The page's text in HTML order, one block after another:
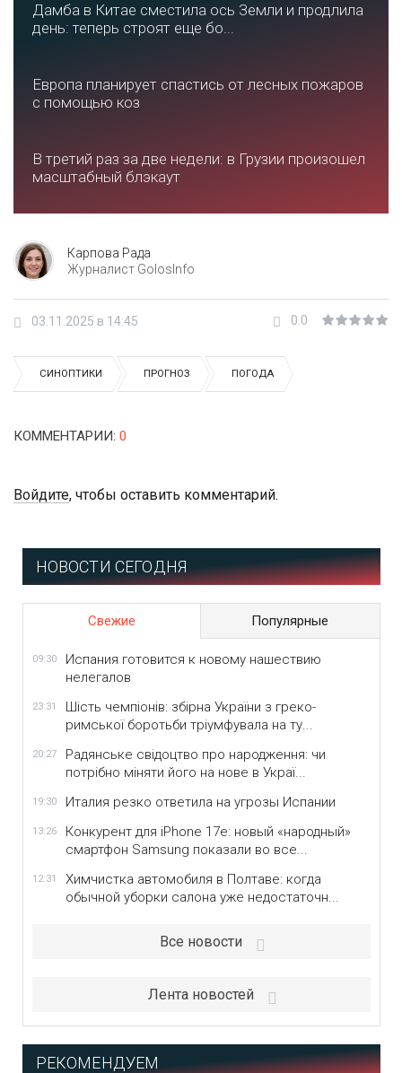
Дамба в Китае сместила ось Земли и продлила
день: теперь строят еще бо...
Европа планирует спастись от лесных пожаров
с помощью коз
В третий раз за две недели: в Грузии произошел
масштабный блэкаут
Карпова Рада
Журналист GolosInfo
03.11.2025 в 14:45 0.0
СИНОПТИКИ ПРОГНОЗ ПОГОДА
КОММЕНТАРИИ: 0
Войдите, чтобы оставить комментарий.
НОВОСТИ СЕГОДНЯ
Свежие Популярные
09:30
Испания готовится к новому нашествию
нелегалов
23:31
Шість чемпіонів: збірна України з греко-
римської боротьби тріумфувала на ту...
20:27
Радянське свідоцтво про народження: чи
потрібно міняти його на нове в Украї...
19:30 Италия резко ответила на угрозы Испании
13:26
Конкурент для iPhone 17e: новый «народный»
смартфон Samsung показали во все...
12:31
Химчистка автомобиля в Полтаве: когда
обычной уборки салона уже недостаточн...
Все новости
Лента новостей
РЕКОМЕНДУЕМ